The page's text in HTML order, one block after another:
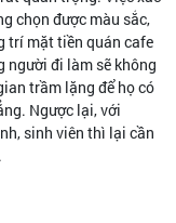
chọn được màu sắc,
trí mặt tiền quán cafe
người đi làm sẽ không
trầm lặng để họ có
Ngược lại, với
sinh viên thì lại cần